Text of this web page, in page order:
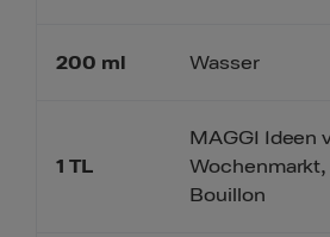
200 ml
1 TL
Wasser
MAGGI Ideen
Bouillon